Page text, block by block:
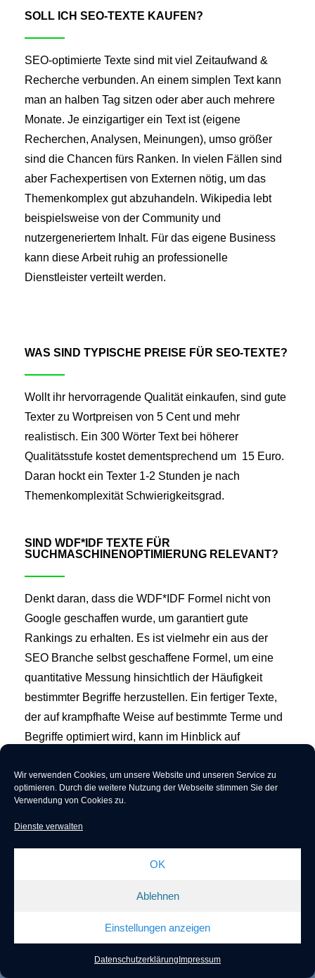
Wir verwenden Cookies, um unsere Website und unseren Service zu
optimieren. Durch die weitere Nutzung der Webseite stimmen Sie der
Verwendung von Cookies zu.
Dienste verwalten
OK
Ablehnen
Einstellungen anzeigen
Datenschutzerklärung Impressum
SOLL ICH SEO-TEXTE KAUFEN?
SEO-optimierte Texte sind mit viel Zeitaufwand &
Recherche verbunden. An einem simplen Text kann
man an halben Tag sitzen oder aber auch mehrere
Monate. Je einzigartiger ein Text ist (eigene
Recherchen, Analysen, Meinungen), umso größer
sind die Chancen fürs Ranken. In vielen Fällen sind
aber Fachexpertisen von Externen nötig, um das
Themenkomplex gut abzuhandeln. Wikipedia lebt
beispielsweise von der Community und
nutzergeneriertem Inhalt. Für das eigene Business
kann diese Arbeit ruhig an professionelle
Dienstleister verteilt werden.
WAS SIND TYPISCHE PREISE FÜR SEO-TEXTE?
Wollt ihr hervorragende Qualität einkaufen, sind gute
Texter zu Wortpreisen von 5 Cent und mehr
realistisch. Ein 300 Wörter Text bei höherer
Qualitätsstufe kostet dementsprechend um 15 Euro.
Daran hockt ein Texter 1-2 Stunden je nach
Themenkomplexität Schwierigkeitsgrad.
SIND WDF*IDF TEXTE FÜR
SUCHMASCHINENOPTIMIERUNG RELEVANT?
Denkt daran, dass die WDF*IDF Formel nicht von
Google geschaffen wurde, um garantiert gute
Rankings zu erhalten. Es ist vielmehr ein aus der
SEO Branche selbst geschaffene Formel, um eine
quantitative Messung hinsichtlich der Häufigkeit
bestimmter Begriffe herzustellen. Ein fertiger Texte,
der auf krampfhafte Weise auf bestimmte Terme und
Begriffe optimiert wird, kann im Hinblick auf
Empfehlenswert ist es aber vorab, die wichtigsten
Begriffe vor dem Texten im Blick zu behalten und sich